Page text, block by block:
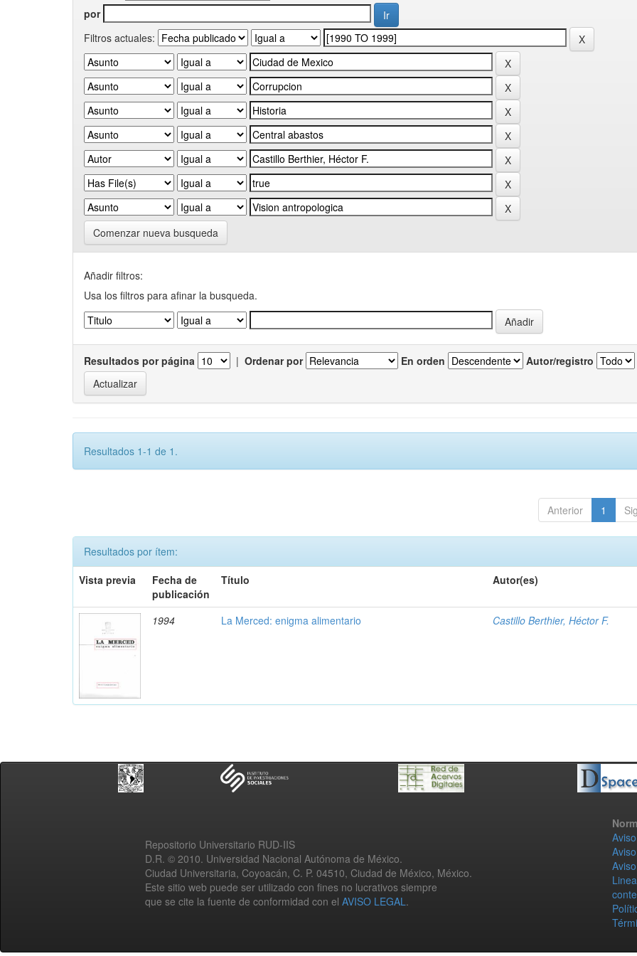
por
Filtros actuales:
Comenzar nueva busqueda
Añadir filtros:
Usa los filtros para afinar la busqueda.
Resultados por página | Ordenar por En orden Autor/registro
Resultados 1-1 de 1.
Anterior 1
Resultados por ítem:
Vista previa
Fecha de
publicación
Título Autor(es)
1994 La Merced: enigma alimentario Castillo Berthier, Héctor F.
Repositorio Universitario RUD-IIS
D.R. © 2010. Universidad Nacional Autónoma de México.
Ciudad Universitaria, Coyoacán, C. P. 04510, Ciudad de México, México.
Este sitio web puede ser utilizado con fines no lucrativos siempre
que se cite la fuente de conformidad con el AVISO LEGAL.